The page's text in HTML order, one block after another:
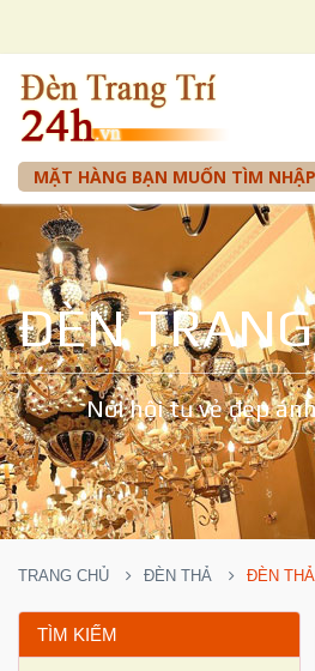
MẶT HÀNG BẠN MUỐN TÌM
ĐÈN
Nơi hội tụ vẻ đẹp
TRANG CHỦ ĐÈN THẢ ĐÈN
TÌM KIẾM